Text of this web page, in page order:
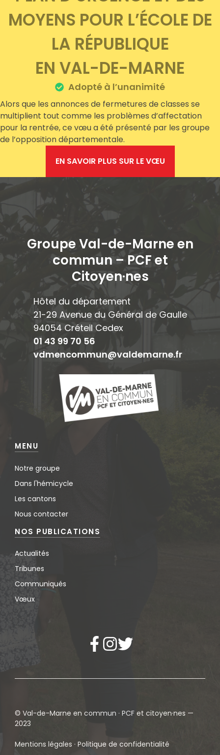
MOYENS POUR L’ÉCOLE DE
LA RÉPUBLIQUE
EN VAL-DE-MARNE
Adopté à l’unanimité
Alors que les annonces de fermetures de classes se
multiplient tout comme les problèmes d’affectation
pour la rentrée, ce vœu a été présenté par les groupe
de l’opposition départementale.
EN SAVOIR PLUS SUR LE VŒU
Groupe Val-de-Marne en
commun – PCF et
Citoyen·nes
Hôtel du département
21-29 Avenue du Général de Gaulle
94054 Créteil Cedex
01 43 99 70 56
vdmencommun@valdemarne.fr
MENU
Notre groupe
Dans l'hémicycle
Les cantons
Nous contacter
NOS PUBLICATIONS
Actualités
Tribunes
Communiqués
Vœux
© Val-de-Marne en commun · PCF et citoyen·nes —
2023
Mentions légales · Politique de confidentialité